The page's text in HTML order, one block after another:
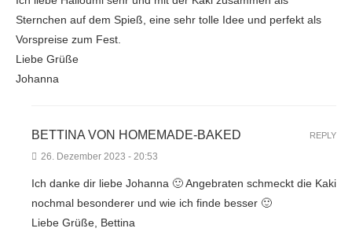
Sternchen auf dem Spieß, eine sehr tolle Idee und perfekt als
Vorspreise zum Fest.
Liebe Grüße
Johanna
BETTINA VON HOMEMADE-BAKED
26. Dezember 2023 - 20:53
Ich danke dir liebe Johanna 🙂 Angebraten schmeckt die Kaki
nochmal besonderer und wie ich finde besser 🙂
Liebe Grüße, Bettina
REPLY